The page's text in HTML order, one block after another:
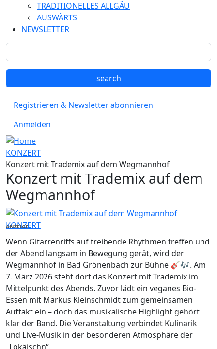
TRADITIONELLES ALLGÄU
AUSWÄRTS
NEWSLETTER
Registrieren & Newsletter abonnieren
Anmelden
KONZERT
Konzert mit Trademix auf dem Wegmannhof
Konzert mit Trademix auf dem
Wegmannhof
KONZERT
ANZEIGE
Wenn Gitarrenriffs auf treibende Rhythmen treffen und
der Abend langsam in Bewegung gerät, wird der
Wegmannhof in Bad Grönenbach zur Bühne 🎸🎶. Am
7. März 2026 steht dort das Konzert mit Trademix im
Mittelpunkt des Abends. Zuvor lädt ein veganes Bio-
Essen mit Markus Kleinschmidt zum gemeinsamen
Auftakt ein – doch das musikalische Highlight gehört
klar der Band. Die Veranstaltung verbindet Kulinarik
und Live-Musik in der besonderen Atmosphäre der
„Lokäischn“.